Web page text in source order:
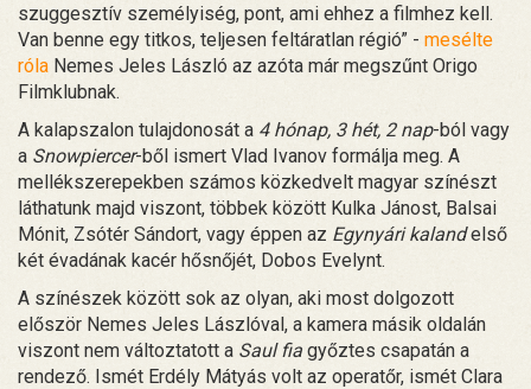
szuggesztív személyiség, pont, ami ehhez a filmhez kell.
Van benne egy titkos, teljesen feltáratlan régió” - mesélte
róla Nemes Jeles László az azóta már megszűnt Origo
Filmklubnak.
A kalapszalon tulajdonosát a 4 hónap, 3 hét, 2 nap-ból vagy
a Snowpiercer-ből ismert Vlad Ivanov formálja meg. A
mellékszerepekben számos közkedvelt magyar színészt
láthatunk majd viszont, többek között Kulka Jánost, Balsai
Mónit, Zsótér Sándort, vagy éppen az Egynyári kalandelső
két évadának kacér hősnőjét, Dobos Evelynt.
A színészek között sok az olyan, aki most dolgozott
először Nemes Jeles Lászlóval, a kamera másik oldalán
viszont nem változtatott a Saul fia győztes csapatán a
rendező. Ismét Erdély Mátyás volt az operatőr, ismét Clara